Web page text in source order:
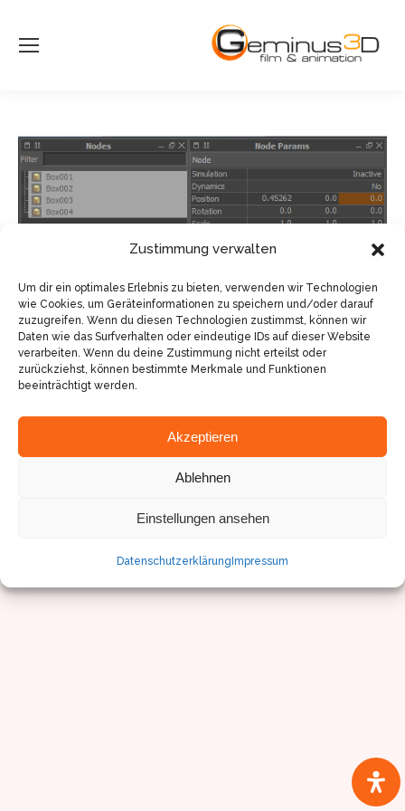
Zustimmung verwalten
Um dir ein optimales Erlebnis zu bieten, verwenden wir Technologien
wie Cookies, um Geräteinformationen zu speichern und/oder darauf
zuzugreifen. Wenn du diesen Technologien zustimmst, können wir
Daten wie das Surfverhalten oder eindeutige IDs auf dieser Website
verarbeiten. Wenn du deine Zustimmung nicht erteilst oder
zurückziehst, können bestimmte Merkmale und Funktionen
beeinträchtigt werden.
Akzeptieren
Ablehnen
Einstellungen ansehen
Datenschutzerklärung Impressum
Impressum/Datenschutz